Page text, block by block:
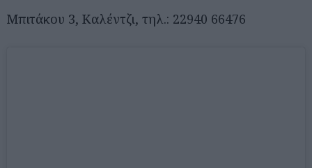
Μπιτάκου 3, Καλέντζι, τηλ.: 22940 66476